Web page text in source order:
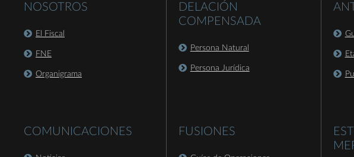
NOSOTROS
El Fiscal
FNE
Organigrama
COMUNICACIONES
DELACIÓN
COMPENSADA
Persona Natural
Persona Jurídica
FUSIONES